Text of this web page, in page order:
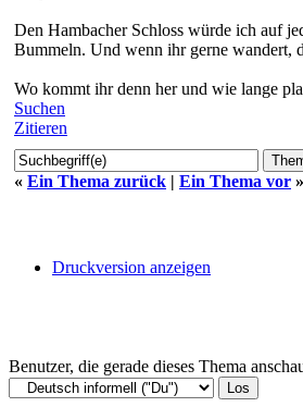
Den Hambacher Schloss würde ich auf
Bummeln. Und wenn ihr gerne wandert,
Wo kommt ihr denn her und wie lange
Suchen
Zitieren
« Ein Thema zurück | Ein Thema vor »
Druckversion anzeigen
Benutzer, die gerade dieses Thema